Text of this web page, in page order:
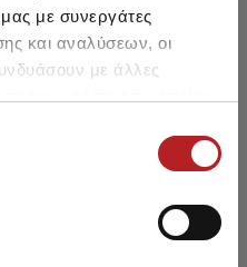
μας με συνεργάτες
και αναλύσεων, οι
με άλλες
Stampani kupac?i kostimi za
1469 Дин.